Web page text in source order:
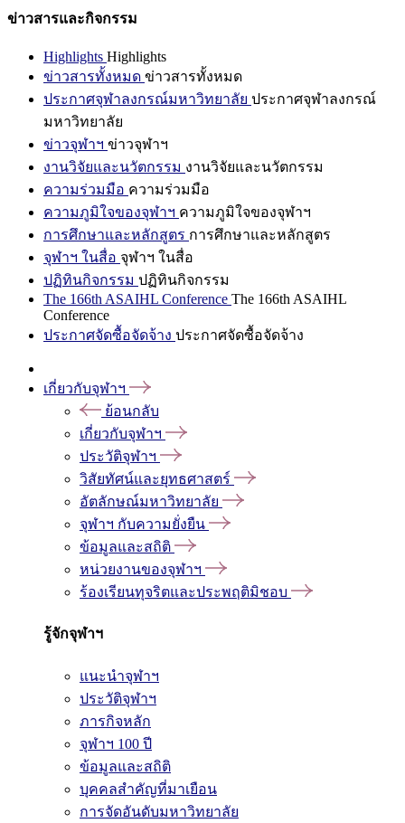
ข่าวสารและกิจกรรม
Highlights Highlights
ข่าวสารทั้งหมด ข่าวสารทั้งหมด
ประกาศจุฬาลงกรณ์มหาวิทยาลัย ประกาศจุฬาลงกรณ์
มหาวิทยาลัย
ข่าวจุฬาฯ ข่าวจุฬาฯ
งานวิจัยและนวัตกรรม งานวิจัยและนวัตกรรม
ความร่วมมือ ความร่วมมือ
ความภูมิใจของจุฬาฯ ความภูมิใจของจุฬาฯ
การศึกษาและหลักสูตร การศึกษาและหลักสูตร
จุฬาฯ ในสื่อ จุฬาฯ ในสื่อ
ปฏิทินกิจกรรม ปฏิทินกิจกรรม
The 166th ASAIHL Conference The 166th ASAIHL
Conference
ประกาศจัดซื้อจัดจ้าง ประกาศจัดซื้อจัดจ้าง
เกี่ยวกับจุฬาฯ
ย้อนกลับ
เกี่ยวกับจุฬาฯ
ประวัติจุฬาฯ
วิสัยทัศน์และยุทธศาสตร์
อัตลักษณ์มหาวิทยาลัย
จุฬาฯ กับความยั่งยืน
ข้อมูลและสถิติ
หน่วยงานของจุฬาฯ
ร้องเรียนทุจริตและประพฤติมิชอบ
รู้จักจุฬาฯ
แนะนำจุฬาฯ
ประวัติจุฬาฯ
ภารกิจหลัก
จุฬาฯ 100 ปี
ข้อมูลและสถิติ
บุคคลสำคัญที่มาเยือน
การจัดอันดับมหาวิทยาลัย